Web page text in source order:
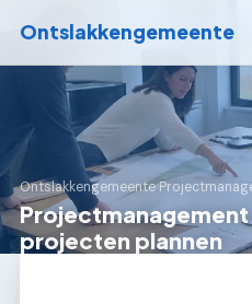
Ontslakkengemeente
Ontslakkengemeente›
projecten plannen